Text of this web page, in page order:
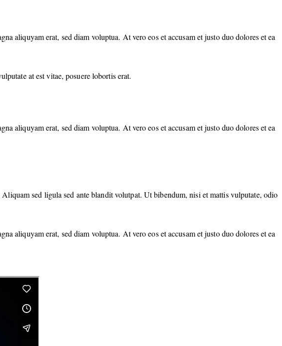
aliquyam erat, sed diam voluptua. At vero eos et accusam et justo duo dolores et ea
at est vitae, posuere lobortis erat.
aliquyam erat, sed diam voluptua. At vero eos et accusam et justo duo dolores et ea
sed ligula sed ante blandit volutpat. Ut bibendum, nisi et mattis vulputate, odio
aliquyam erat, sed diam voluptua. At vero eos et accusam et justo duo dolores et ea